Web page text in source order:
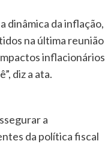
dinâmica da inflação,
na última reunião
inflacionários
diz a ata.
a
da política fiscal